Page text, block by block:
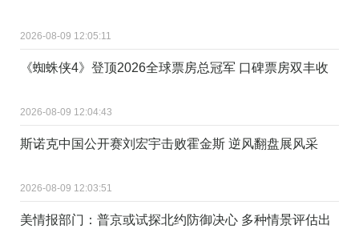
2026-08-09 12:05:11
《蜘蛛侠4》登顶2026全球票房总冠军 口碑票房双丰收
2026-08-09 12:04:43
斯诺克中国公开赛刘宏宇击败霍金斯 逆风翻盘展风采
2026-08-09 12:03:51
美情报部门：普京或试探北约防御决心 多种情景评估出